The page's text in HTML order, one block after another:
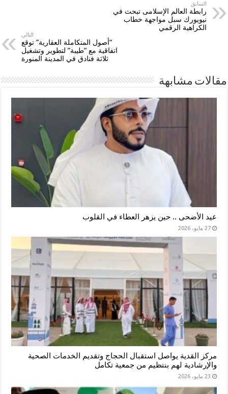
السابق
رابطة العالم الإسلامى تبحث في
نيويورك سبل مواجهة خطاب
الكراهية الرقمي
التالي
“أصول المتكاملة العقارية” توقع
اتفاقية مع “طيبة” لتطوير وتشغيل
ثلاثة فنادق في المدينة المنورة
مقالات مشابهة
عيد الأضحى .. حين يزهر العطاء في القلوب
27 مايو، 2026
مركز القدية يواصل استقبال الحجاج وتقديم الخدمات الصحية
والإرشادية لهم بنتظيم من جمعية تكامل
23 مايو، 2026